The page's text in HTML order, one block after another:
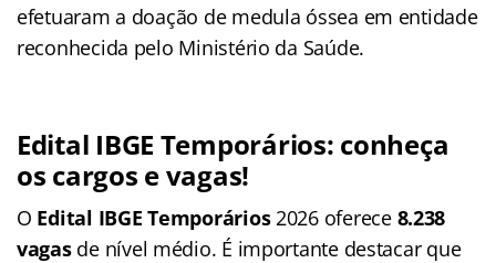
efetuaram a doação de medula óssea em entidade
reconhecida pelo Ministério da Saúde.
Edital IBGE Temporários: conheça
os cargos e vagas!
O Edital IBGE Temporários2026 oferece 8.238
vagas de nível médio. É importante destacar que